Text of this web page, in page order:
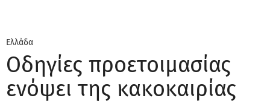
Ελλάδα
Οδηγίες προετοιμασίας
ενόψει της κακοκαιρίας